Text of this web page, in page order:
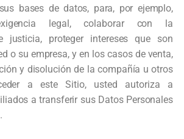
bases de datos, para, por ejemplo,
legal, colaborar con la
justicia, proteger intereses que son
o su empresa, y en los casos de venta,
y disolución de la compañía u otros
a este Sitio, usted autoriza a
a transferir sus Datos Personales